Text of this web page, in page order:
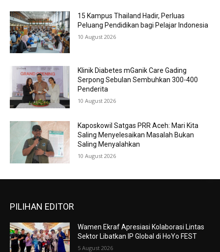
15 Kampus Thailand Hadir, Perluas
Peluang Pendidikan bagi Pelajar Indonesia
10 August 2026
Klinik Diabetes mGanik Care Gading
Serpong Sebulan Sembuhkan 300-400
Penderita
10 August 2026
Kaposkowil Satgas PRR Aceh: Mari Kita
Saling Menyelesaikan Masalah Bukan
Saling Menyalahkan
10 August 2026
PILIHAN EDITOR
Wamen Ekraf Apresiasi Kolaborasi Lintas
Sektor Libatkan IP Global di HoYo FEST
5 August 2026